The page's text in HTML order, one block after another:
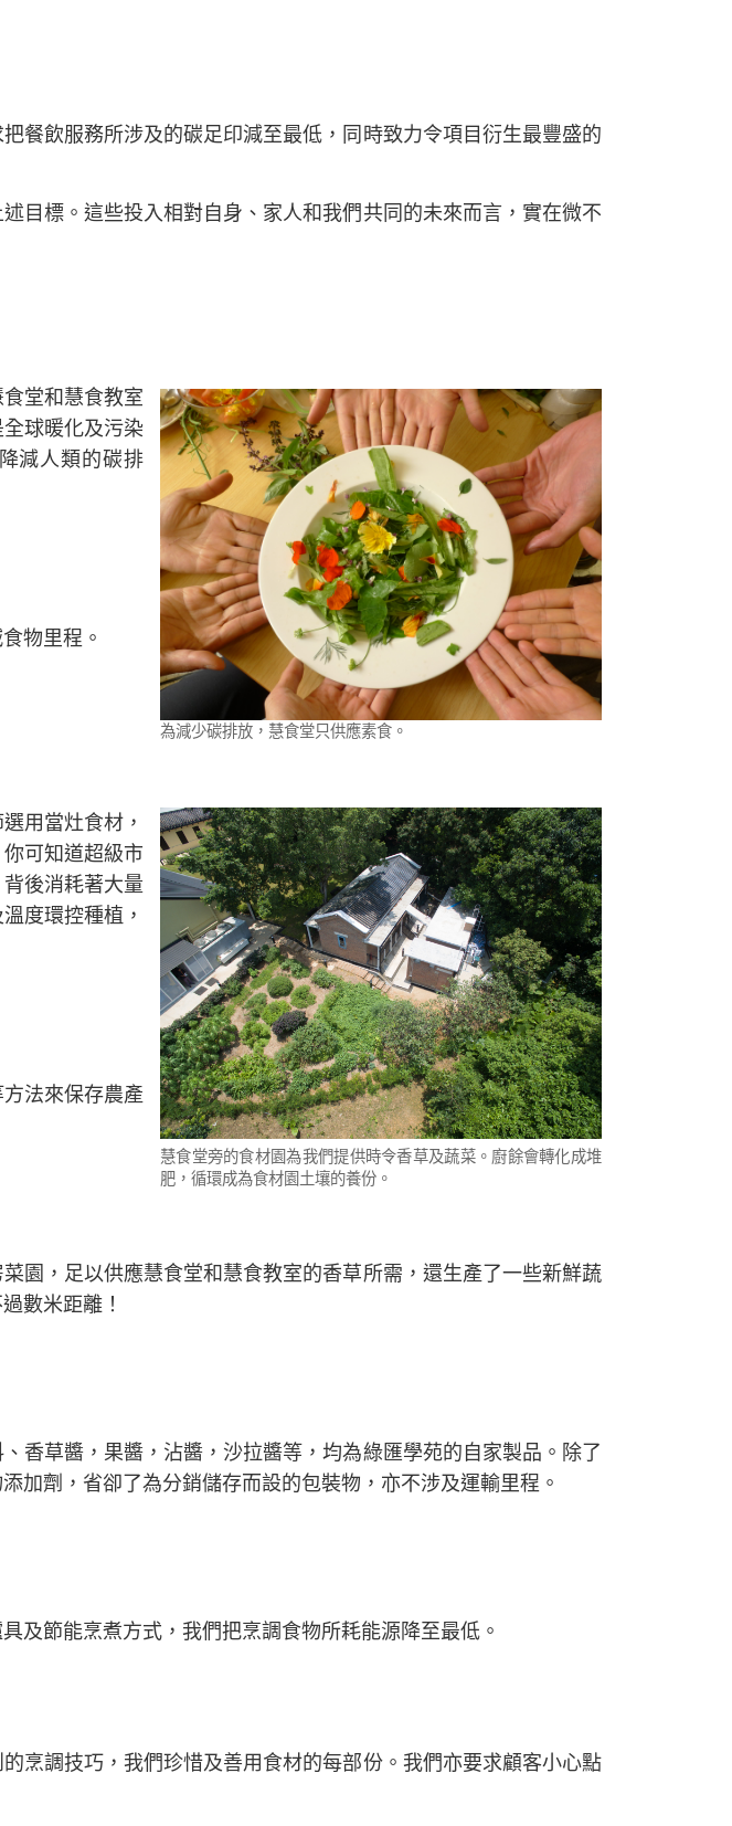
餐飲服務所涉及的碳足印減至最低，同時致力令項目衍生最豐盛的
目標。這些投入相對自身、家人和我們共同的未來而言，實在微不
為減少碳排放，慧食堂只供應素食。
堂和慧食教室
球暖化及污染
減人類的碳排
物里程。
慧食堂旁的食材園為我們提供時令香草及蔬菜。廚餘會轉化成堆
肥，循環成為食材園土壤的養份。
用當灶食材，
可知道超級市
後消耗著大量
度環控種植，
法來保存農產
園，足以供應慧食堂和慧食教室的香草所需，還生產了一些新鮮蔬
數米距離！
香草醬，果醬，沾醬，沙拉醬等，均為綠匯學苑的自家製品。除了
加劑，省卻了為分銷儲存而設的包裝物，亦不涉及運輸里程。
及節能烹煮方式，我們把烹調食物所耗能源降至最低。
烹調技巧，我們珍惜及善用食材的每部份。我們亦要求顧客小心點